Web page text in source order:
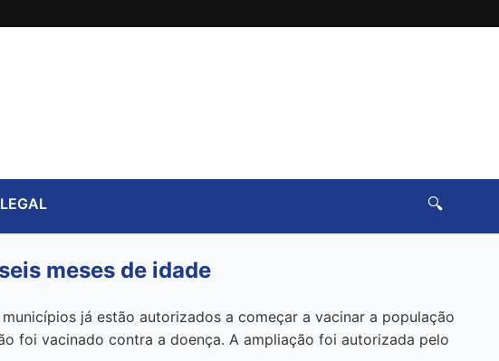
🔍
meses de idade
já estão autorizados a começar a vacinar a população
foi vacinado contra a doença. A ampliação foi autorizada pelo